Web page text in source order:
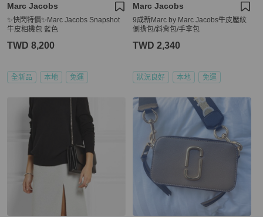
Marc Jacobs
✨快閃特價✨Marc Jacobs Snapshot
牛皮相機包 藍色
TWD 8,200
全新品 本地 免運
Marc Jacobs
9成新Marc by Marc Jacobs牛皮壓紋
側揹包/斜背包/手拿包
TWD 2,340
狀況良好 本地 免運